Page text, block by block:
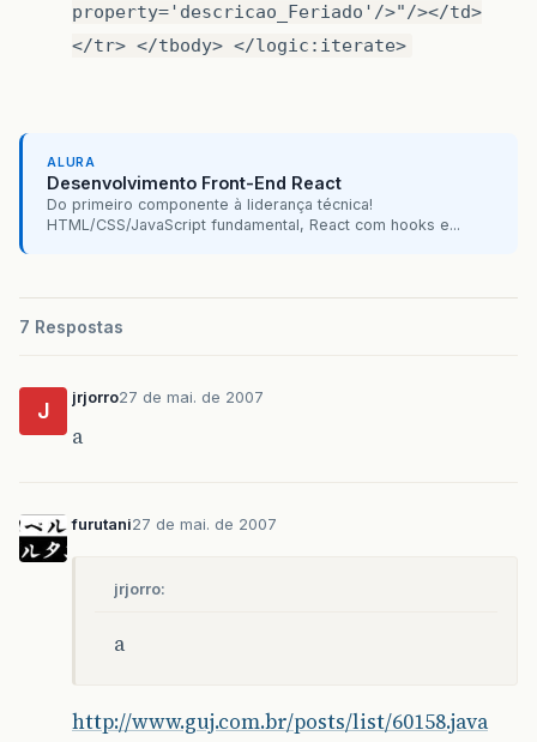
property='descricao_Feriado'/>"/></td>
</tr> </tbody> </logic:iterate>
ALURA
Desenvolvimento Front-End React
Do primeiro componente à liderança técnica!
HTML/CSS/JavaScript fundamental, React com hooks e...
7 Respostas
J
jrjorro27 de mai. de 2007
a
furutani27 de mai. de 2007
jrjorro:
a
http://www.guj.com.br/posts/list/60158.java